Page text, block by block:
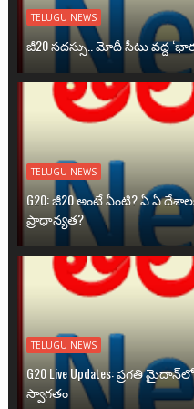
TELUGU NEWS
జీ20 సదస్సు.. మోదీ సీటు వద్ద
TELUGU NEWS
G20: జీ20 అంటే ఏంటి? ఏ ఏ
ప్రాధాన్యత?
TELUGU NEWS
G20 Live Updates: ప్రగతి
స్వాగతం